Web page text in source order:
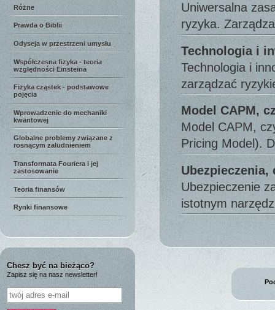
Różne
Prawda o Biblii
Odyseja w przestrzeni umysłu
Współczesna fizyka - teoria
względności Einsteina
Fizyka cząstek - podstawowe
pojęcia
Wprowadzenie do mechaniki
kwantowej
Globalne problemy związane z
rosnącym zaludnieniem
Transformata Fouriera i jej
zastosowanie
Teoria finansów
Rynki finansowe
Chesz być na bieżąco?
Zapisz się na nasz newsletter!
Uniwersalna
ryzyka.
Technologia i
Technologia i
zarządzać
Model CAPM,
Model CAPM,
Pricing Model).
Ubezpieczenie
istotnym